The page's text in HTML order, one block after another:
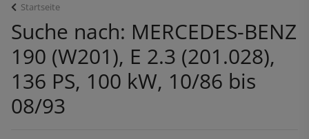
Startseite
Suche nach: MERCEDES-BENZ
190 (W201), E 2.3 (201.028),
136 PS, 100 kW, 10/86 bis
08/93